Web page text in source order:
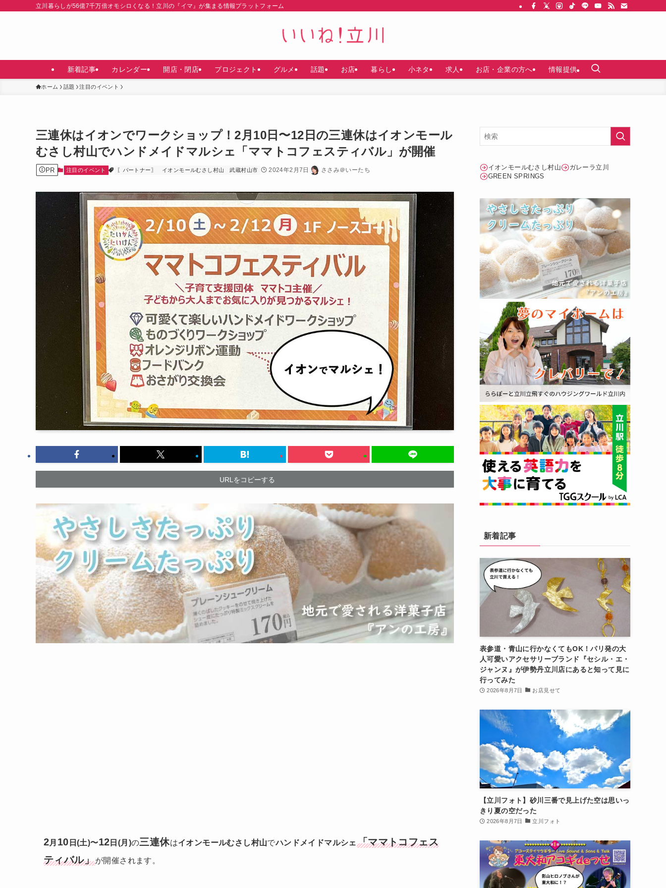
立川暮らしが56億7千万倍オモシロくなる！立川の『イマ』が集まる情報プラットフォーム
新着記事 カレンダー 開店・閉店 プロジェクト グルメ 話題 お店 暮らし 小ネタ 求人 お店・企業の方へ 情報提供
ホーム 話題 注目のイベント
三連休はイオンでワークショップ！2月10日〜12日の三連休はイオンモール
むさし村山でハンドメイドマルシェ「ママトコフェスティバル」が開催
PR 注目のイベント 〖パートナー〗 イオンモールむさし村山 武蔵村山市 2024年2月7日 ささみ＠いーたち
URLをコピーする
2月 10 日(土)〜12 日(月)の三連休はイオンモールむさし村山でハンドメイドマルシェ 「ママトコフェス
ティバル」が開催されます。
イオンモールむさし村山
ガレーラ立川
GREEN SPRINGS
新着記事
表参道・青山に行かなくてもOK！パリ発の大
人可愛いアクセサリーブランド『セシル・エ・
ジャンヌ』が伊勢丹立川店にあると知って見に
行ってみた
2026年8月7日 お店見せて
【立川フォト】砂川三番で見上げた空は思いっ
きり夏の空だった
2026年8月7日 立川フォト